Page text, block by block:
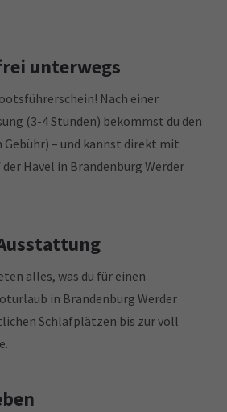
unterwegs
Nach einer
(3-4 Stunden) bekommst du den
Gebühr) – und kannst direkt mit
Havel in Brandenburg Werder
alles, was du für einen
in Brandenburg Werder
Schlafplätzen bis zur voll